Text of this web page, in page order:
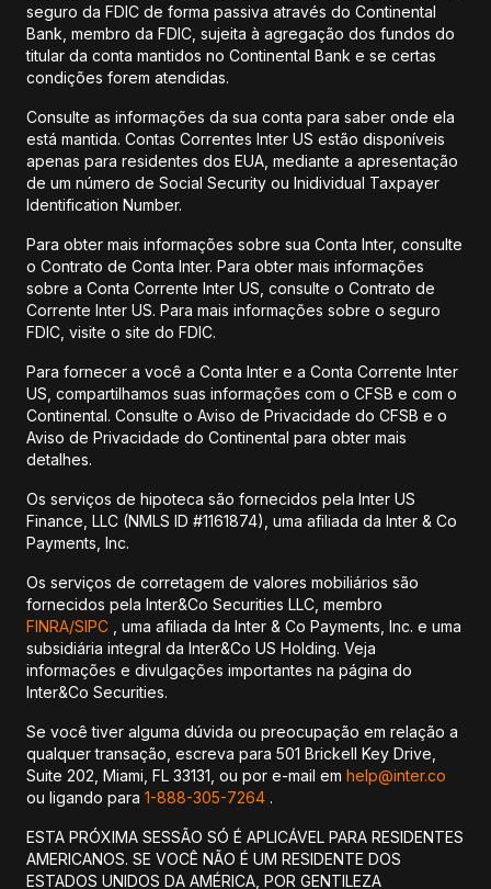
seguro da FDIC de forma passiva através do Continental
Bank, membro da FDIC, sujeita à agregação dos fundos do
titular da conta mantidos no Continental Bank e se certas
condições forem atendidas.
Consulte as informações da sua conta para saber onde ela
está mantida. Contas Correntes Inter US estão disponíveis
apenas para residentes dos EUA, mediante a apresentação
de um número de Social Security ou Inidividual Taxpayer
Identification Number.
Para obter mais informações sobre sua Conta Inter, consulte
o Contrato de Conta Inter. Para obter mais informações
sobre a Conta Corrente Inter US, consulte o Contrato de
Corrente Inter US. Para mais informações sobre o seguro
FDIC, visite o site do FDIC.
Para fornecer a você a Conta Inter e a Conta Corrente Inter
US, compartilhamos suas informações com o CFSB e com o
Continental. Consulte o Aviso de Privacidade do CFSB e o
Aviso de Privacidade do Continental para obter mais
detalhes.
Os serviços de hipoteca são fornecidos pela Inter US
Finance, LLC (NMLS ID #1161874), uma afiliada da Inter & Co
Payments, Inc.
Os serviços de corretagem de valores mobiliários são
fornecidos pela Inter&Co Securities LLC, membro
FINRA/SIPC , uma afiliada da Inter & Co Payments, Inc. e uma
subsidiária integral da Inter&Co US Holding. Veja
informações e divulgações importantes na página do
Inter&Co Securities.
Se você tiver alguma dúvida ou preocupação em relação a
qualquer transação, escreva para 501 Brickell Key Drive,
Suite 202, Miami, FL 33131, ou por e-mail em help@inter.co
ou ligando para 1-888-305-7264 .
ESTA PRÓXIMA SESSÃO SÓ É APLICÁVEL PARA RESIDENTES
AMERICANOS. SE VOCÊ NÃO É UM RESIDENTE DOS
ESTADOS UNIDOS DA AMÉRICA, POR GENTILEZA